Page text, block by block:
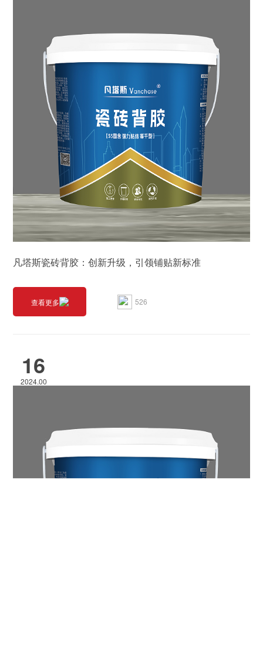
凡塔斯瓷砖背胶：创新升级，引领铺贴新标准
查看更多 526
16
2024.00